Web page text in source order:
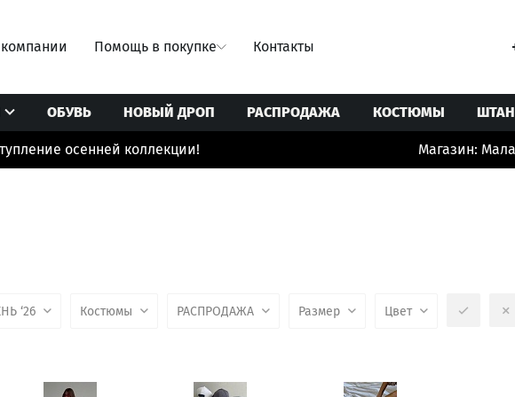
Помощь в покупке Контакты
Комбинезоны
Юбки
платки
ОБУВЬ НОВЫЙ ДРОП РАСПРОДАЖА КОСТЮМЫ
осенней коллекции! Магазин: Малая
‘26 Костюмы РАСПРОДАЖА Размер Цвет